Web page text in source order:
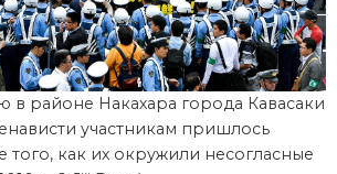
в районе Накахара города Кавасаки
участникам пришлось
того, как их окружили несогласные